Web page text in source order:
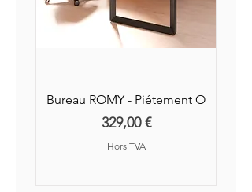
Bureau ROMY - Piétement O
Prix
329,00 €
Hors TVA